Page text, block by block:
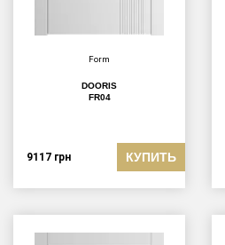
Form
DOORIS
FR04
9117 грн КУПИТЬ